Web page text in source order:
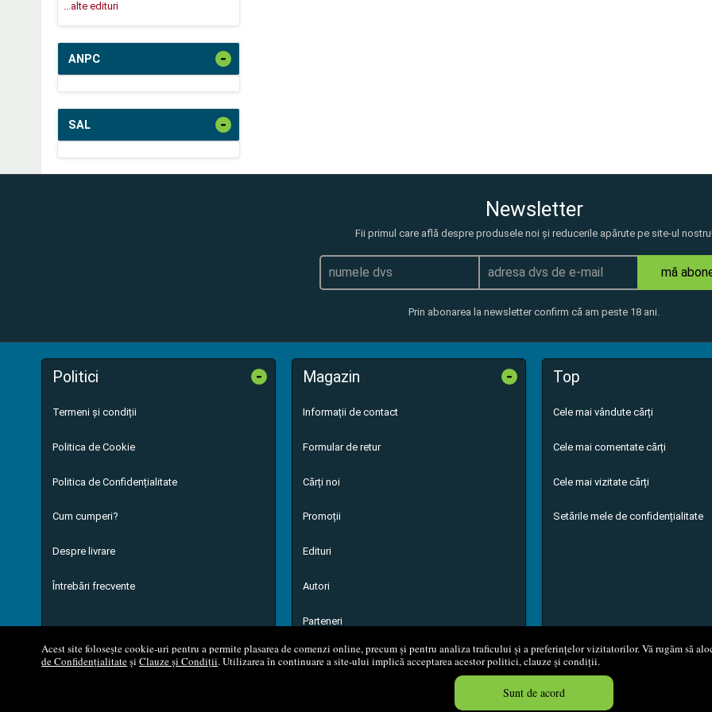
Acest site folosește cookie-uri pentru a permite plasarea de comenzi online, precum și pentru analiza traficului și a preferințelor vizitatorilor. Vă rugăm să
de Confidențialitateși Clauze și Condiții. Utilizarea în continuare a site-ului implică acceptarea acestor politici, clauze și condiții.
Sunt de acord
...alte edituri
ANPC -
SAL -
Newsletter
Fii primul care află despre produsele noi și reducerile apărute pe site-ul nostru!
mă
Prin abonarea la newsletter confirm că am peste 18 ani.
Politici -
Termeni și condiții
Politica de Cookie
Politica de Confidențialitate
Cum cumperi?
Despre livrare
Întrebări frecvente
Magazin -
Informații de contact
Formular de retur
Cărți noi
Promoții
Edituri
Autori
Parteneri
Top
Cele mai vândute cărți
Cele mai comentate cărți
Cele mai vizitate cărți
Setările mele de confidențialitate
© 2008 - 2026 S.C. M.G. Net Distribution S.R.L. Magazin online
Created in 0.0575 sec